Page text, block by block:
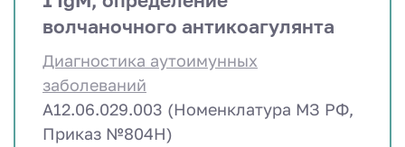
волчаночного антикоагулянта
Диагностика аутоимунных
заболеваний
A12.06.029.003 (Номенклатура МЗ РФ,
Приказ №804Н)